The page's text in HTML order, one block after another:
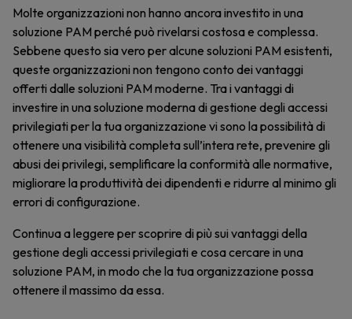
Molte organizzazioni non hanno ancora investito in una
soluzione PAM perché può rivelarsi costosa e complessa.
Sebbene questo sia vero per alcune soluzioni PAM esistenti,
queste organizzazioni non tengono conto dei vantaggi
offerti dalle soluzioni PAM moderne. Tra i vantaggi di
investire in una soluzione moderna di gestione degli accessi
privilegiati per la tua organizzazione vi sono la possibilità di
ottenere una visibilità completa sull’intera rete, prevenire gli
abusi dei privilegi, semplificare la conformità alle normative,
migliorare la produttività dei dipendenti e ridurre al minimo gli
errori di configurazione.
Continua a leggere per scoprire di più sui vantaggi della
gestione degli accessi privilegiati e cosa cercare in una
soluzione PAM, in modo che la tua organizzazione possa
ottenere il massimo da essa.